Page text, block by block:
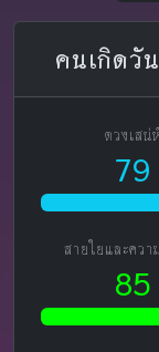
คนเกิดวั
ดวงเสน่ห์
79
สายใยและคว
85